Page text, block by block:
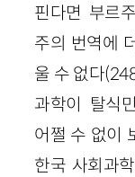
핀다면 부르
주의 번역에
울 수 없다
과학이 탈식
어쩔 수 없이
한국 사회과